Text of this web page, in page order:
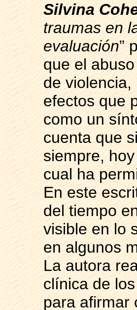
Silvina
traumas en
evaluación”
que el
de
efectos que
como un
cuenta que
siempre,
cual ha
En este
del tiempo
visible en lo
en algunos
La autora
clínica de
para afirmar